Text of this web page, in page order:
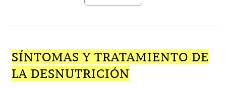
SÍNTOMAS Y TRATAMIENTO DE
LA DESNUTRICIÓN